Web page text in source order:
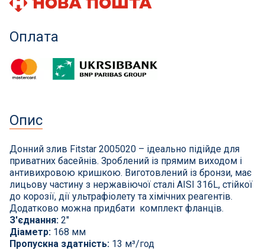
Садові фонтани
Килимки-протиковзки для басейнів
Килими кам'яні
Сауни
СПА басейни
Осушувачі повітря
Меблі для басейну
Оплата
Опис
Донний злив Fitstar 2005020 – ідеально підійде для
приватних басейнів. Зроблений із прямим виходом і
антивихровою кришкою. Виготовлений із бронзи, має
лицьову частину з нержавіючої сталі AISI 316L, стійкої
до корозії, дії ультрафіолету та хімічних реагентів.
Додатково можна придбати комплект фланців.
З'єднання: 2"
Діаметр: 168 мм
Пропускна здатність: 13 м³/год